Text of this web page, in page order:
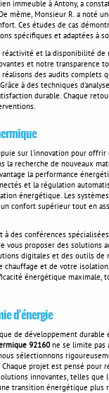
immeuble à Antony, a
même, Monsieur R. a noté
Ces études de cas
spécifiques et adaptées à
et la disponibilité de
et notre transparence
des audits complets
à des techniques
durable. Chaque
sur l'innovation pour
la recherche de nouveaux
la performance
et la régulation
énergétique. Les
confort supérieur tout en
des conférences
proposer des solutions
digitales et des outils de
et de votre
énergétique maximale,
d'énergie
de développement
92160ne se limite pas
sélectionnons
projet est pensé pour
innovantes, telles que
transition énergétique plus